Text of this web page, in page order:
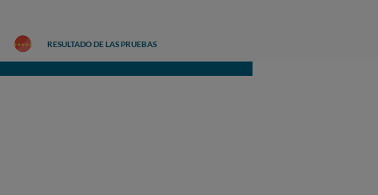
RESULTADO DE LAS PRUEBAS